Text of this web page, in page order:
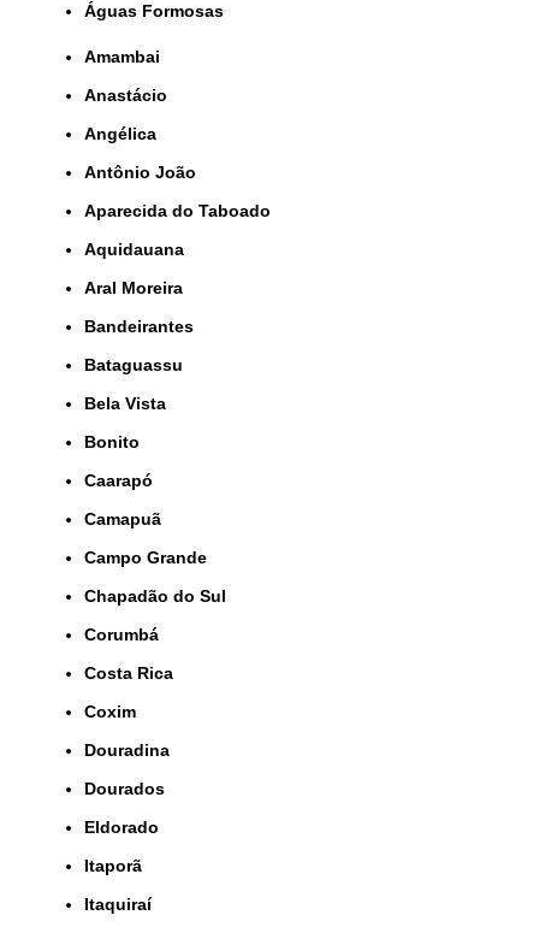
Águas Formosas
Amambai
Anastácio
Angélica
Antônio João
Aparecida do Taboado
Aquidauana
Aral Moreira
Bandeirantes
Bataguassu
Bela Vista
Bonito
Caarapó
Camapuã
Campo Grande
Chapadão do Sul
Corumbá
Costa Rica
Coxim
Douradina
Dourados
Eldorado
Itaporã
Itaquiraí